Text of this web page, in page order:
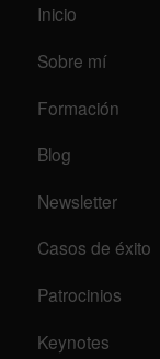
Inicio
Sobre mí
Formación
Blog
Newsletter
Casos de éxito
Patrocinios
Keynotes